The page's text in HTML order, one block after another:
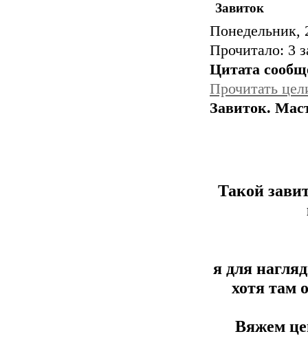
Завиток
Понедельник,
Прочитало: 3
Цитата
Прочитать
Завиток.
Такой
я для
хотя там
Вяжем